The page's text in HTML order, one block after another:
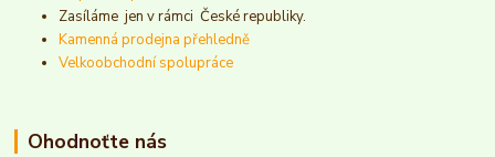
Zasíláme jen v rámci České republiky.
Kamenná prodejna přehledně
Velkoobchodní spolupráce
Ohodnoťte nás